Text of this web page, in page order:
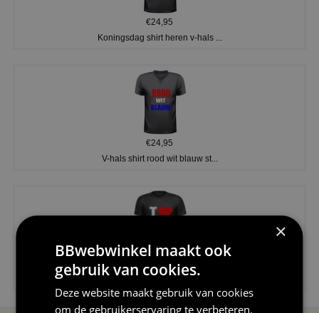
€24,95
Koningsdag shirt heren v-hals ...
€24,95
V-hals shirt rood wit blauw st...
€24,95
×
BBwebwinkel maakt ook
gebruik van cookies.
Deze website maakt gebruik van cookies
om de gebruikerservaring te verbeteren.